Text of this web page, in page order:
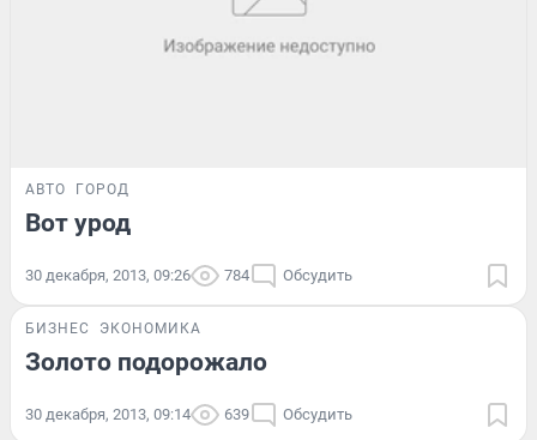
АВТО ГОРОД
Вот урод
30 декабря, 2013, 09:26 784 Обсудить
БИЗНЕС ЭКОНОМИКА
Золото подорожало
30 декабря, 2013, 09:14 639 Обсудить